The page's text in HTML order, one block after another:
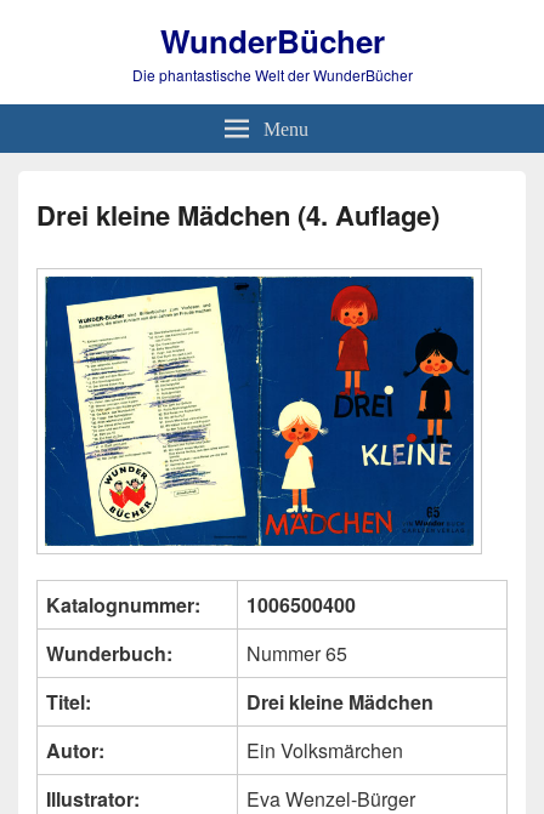
WunderBücher
Die phantastische Welt der WunderBücher
Menu
Drei kleine Mädchen (4. Auflage)
Katalognummer:
1006500400
Wunderbuch:
Nummer 65
Titel:
Drei kleine Mädchen
Autor:
Ein Volksmärchen
Illustrator:
Eva Wenzel-Bürger